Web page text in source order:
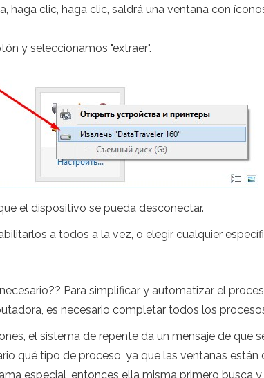
haga clic, haga clic, saldrá una ventana con
y seleccionamos "extraer".
el dispositivo se pueda desconectar.
a todos a la vez, o elegir cualquier
Para simplificar y automatizar el
es necesario completar todos los
el sistema de repente da un mensaje de que
qué tipo de proceso, ya que las ventanas
especial, entonces ella misma primero busca